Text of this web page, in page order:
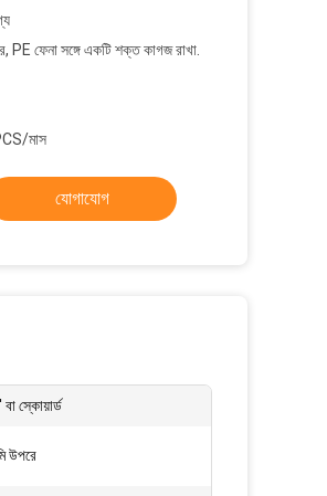
PE ফেনা সঙ্গে একটি শক্ত কাগজ রাখা.
মাস
যোগাযোগ
স্কোয়ার্ড
উপরে